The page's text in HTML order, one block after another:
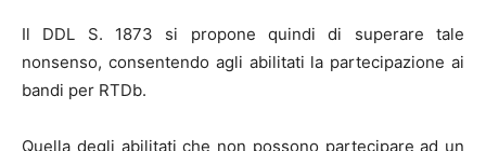
Il DDL S. 1873 si propone quindi di superare tale
nonsenso, consentendo agli abilitati la partecipazione ai
bandi per RTDb.
Quella degli abilitati che non possono partecipare ad un